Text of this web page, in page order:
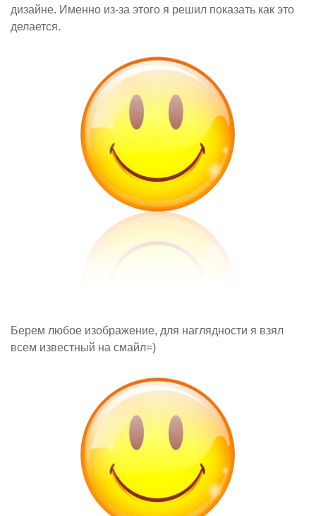
дизайне. Именно из-за этого я решил показать как это
делается.
Берем любое изображение, для наглядности я взял
всем известный на смайл=)